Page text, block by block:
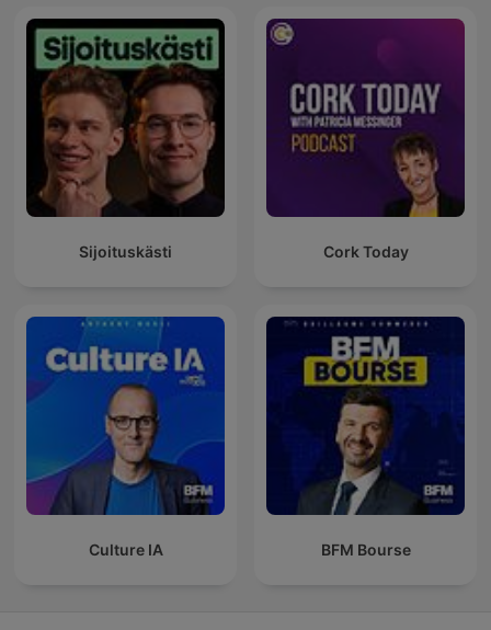
Sijoituskästi Cork Today
Culture IA BFM Bourse